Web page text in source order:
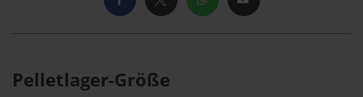
Pelletlager-Größe